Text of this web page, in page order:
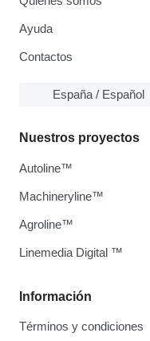
Ayuda
Contactos
España / Español
Información
Términos y condiciones
Nuestros proyectos
Autoline™
Machineryline™
Agroline™
Linemedia Digital ™